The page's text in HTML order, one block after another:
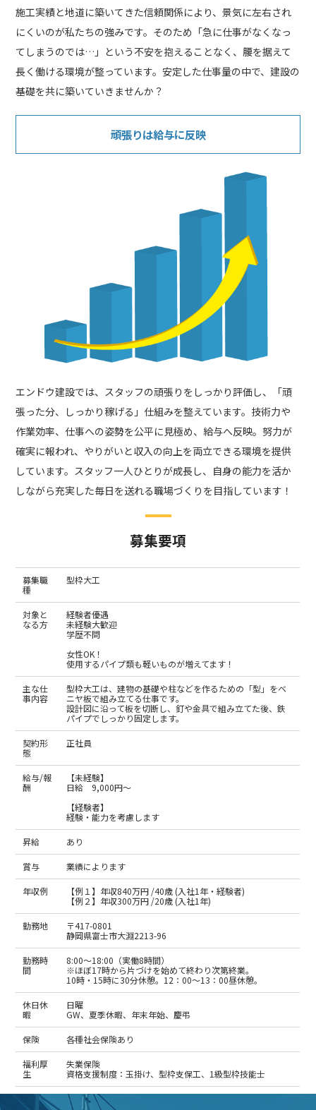
施工実績と地道に築いてきた信頼関係により、景気に左右され
にくいのが私たちの強みです。そのため「急に仕事がなくなっ
てしまうのでは…」という不安を抱えることなく、腰を据えて
長く働ける環境が整っています。安定した仕事量の中で、建設の
基礎を共に築いていきませんか？
頑張りは給与に反映
エンドウ建設では、スタッフの頑張りをしっかり評価し、「頑
張った分、しっかり稼げる」仕組みを整えています。技術力や
作業効率、仕事への姿勢を公平に見極め、給与へ反映。努力が
確実に報われ、やりがいと収入の向上を両立できる環境を提供
しています。スタッフ一人ひとりが成長し、自身の能力を活か
しながら充実した毎日を送れる職場づくりを目指しています！
募集要項
募集職
種
型枠大工
対象と
なる方
経験者優遇
未経験大歓迎
学歴不問
女性OK！
使用するパイプ類も軽いものが増えてます！
主な仕
事内容
型枠大工は、建物の基礎や柱などを作るための「型」をベ
ニヤ板で組み立てる仕事です。
設計図に沿って板を切断し、釘や金具で組み立てた後、鉄
パイプでしっかり固定します。
契約形
態
正社員
給与/報
酬
【未経験】
日給 9,000円～
【経験者】
経験・能力を考慮します
昇給 あり
賞与 業績によります
年収例
【例１】年収840万円 /40歳 (入社1年・経験者)
【例２】年収300万円 /20歳 (入社1年)
勤務地
〒417-0801
静岡県富士市大淵2213-96
勤務時
間
8:00～18:00（実働8時間）
※ほぼ17時から片づけを始めて終わり次第終業。
10時・15時に30分休憩。12：00～13：00昼休憩。
休日休
暇
日曜
GW、夏季休暇、年末年始、慶弔
保険 各種社会保険あり
福利厚
生
失業保険
資格支援制度：玉掛け、型枠支保工、1級型枠技能士